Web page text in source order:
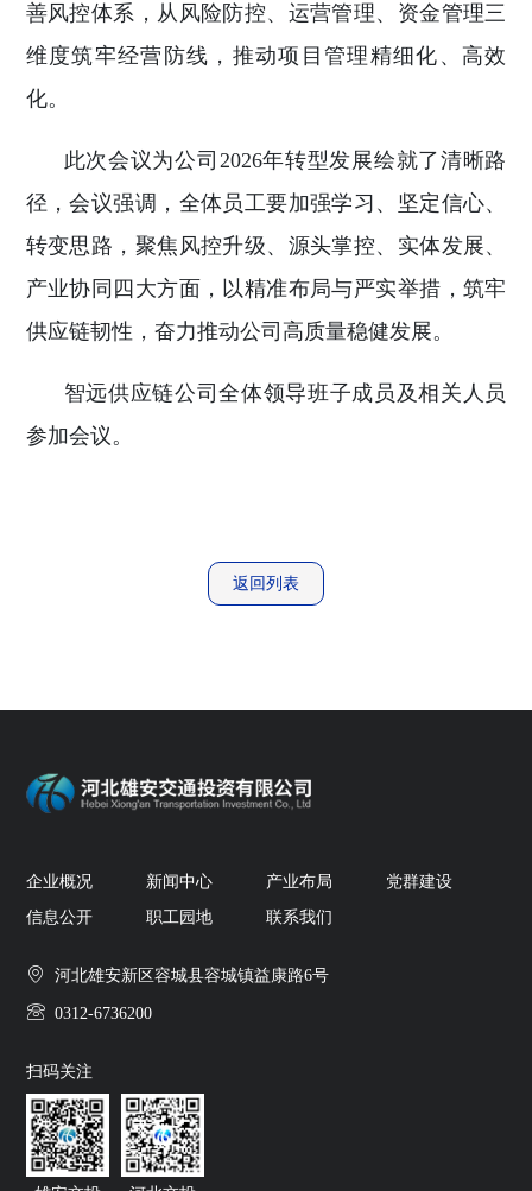
善风控体系，从风险防控、运营管理、资金管理三
维度筑牢经营防线，推动项目管理精细化、高效
化。
此次会议为公司2026年转型发展绘就了清晰路
径，会议强调，全体员工要加强学习、坚定信心、
转变思路，聚焦风控升级、源头掌控、实体发展、
产业协同四大方面，以精准布局与严实举措，筑牢
供应链韧性，奋力推动公司高质量稳健发展。
智远供应链公司全体领导班子成员及相关人员
参加会议。
返回列表
企业概况 新闻中心 产业布局
党群建设
信息公开
职工园地 联系我们
河北雄安新区容城县容城镇益康路6号
0312-6736200
扫码关注